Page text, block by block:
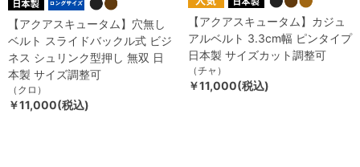
【アクアスキュータム】穴無し
ベルト スライドバックル式 ビジ
ネス シュリンク型押し 無双 日
本製 サイズ調整可
（クロ）
￥11,000(税込)
【アクアスキュータム】カジュ
アルベルト 3.3cm幅 ピンタイプ
日本製 サイズカット調整可
（チャ）
￥11,000(税込)